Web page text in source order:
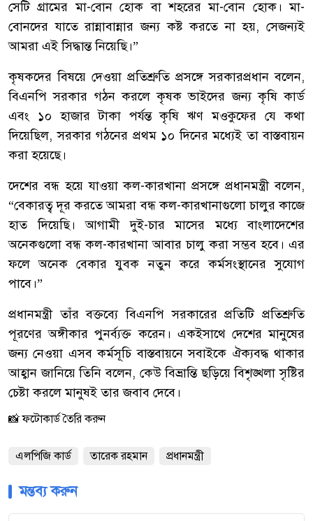
সেটি গ্রামের মা-বোন হোক বা শহরের মা-বোন হোক। মা-
বোনদের যাতে রান্নাবান্নার জন্য কষ্ট করতে না হয়, সেজন্যই
আমরা এই সিদ্ধান্ত নিয়েছি।”
‎কৃষকদের বিষয়ে দেওয়া প্রতিশ্রুতি প্রসঙ্গে সরকারপ্রধান বলেন,
বিএনপি সরকার গঠন করলে কৃষক ভাইদের জন্য কৃষি কার্ড
এবং ১০ হাজার টাকা পর্যন্ত কৃষি ঋণ মওকুফের যে কথা
দিয়েছিল, সরকার গঠনের প্রথম ১০ দিনের মধ্যেই তা বাস্তবায়ন
করা হয়েছে।
‎দেশের বন্ধ হয়ে যাওয়া কল-কারখানা প্রসঙ্গে প্রধানমন্ত্রী বলেন,
“বেকারত্ব দূর করতে আমরা বন্ধ কল-কারখানাগুলো চালুর কাজে
হাত দিয়েছি। আগামী দুই-চার মাসের মধ্যে বাংলাদেশের
অনেকগুলো বন্ধ কল-কারখানা আবার চালু করা সম্ভব হবে। এর
ফলে অনেক বেকার যুবক নতুন করে কর্মসংস্থানের সুযোগ
পাবে।”
‎প্রধানমন্ত্রী তাঁর বক্তব্যে বিএনপি সরকারের প্রতিটি প্রতিশ্রুতি
পূরণের অঙ্গীকার পুনর্ব্যক্ত করেন। একইসাথে দেশের মানুষের
জন্য নেওয়া এসব কর্মসূচি বাস্তবায়নে সবাইকে ঐক্যবদ্ধ থাকার
আহ্বান জানিয়ে তিনি বলেন, কেউ বিভ্রান্তি ছড়িয়ে বিশৃঙ্খলা সৃষ্টির
চেষ্টা করলে মানুষই তার জবাব দেবে।
📸 ফটোকার্ড তৈরি করুন
এলপিজি কার্ড তারেক রহমান প্রধানমন্ত্রী
মন্তব্য করুন